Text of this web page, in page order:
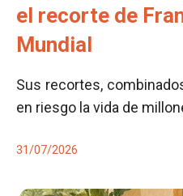
el recorte de
Mundial
Sus recortes,
en riesgo la vida de
31/07/2026